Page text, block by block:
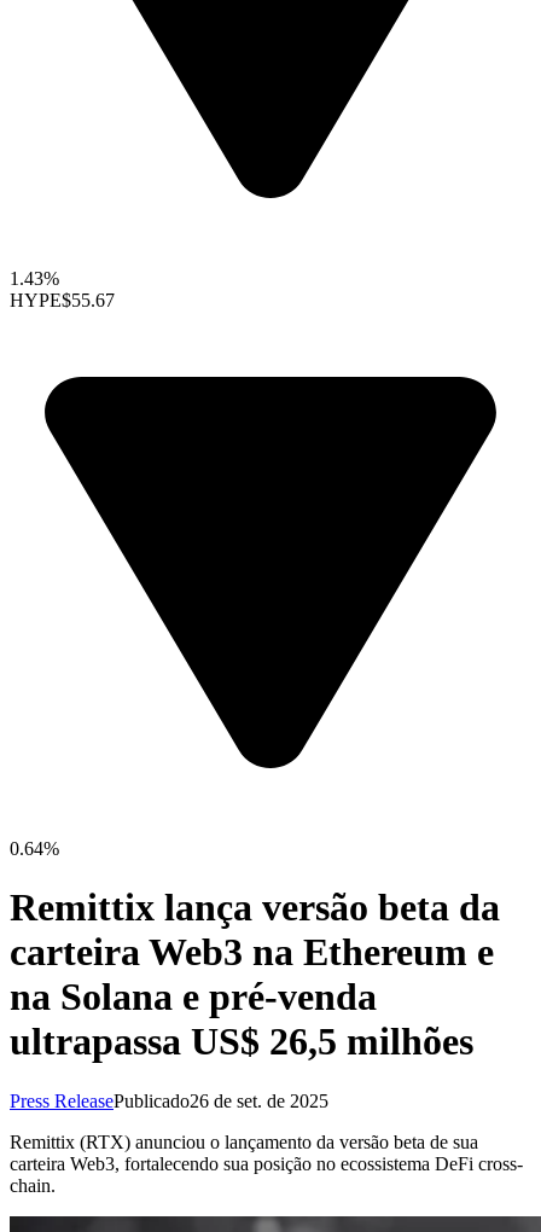
1.43%
HYPE$55.67
0.64%
Remittix lança versão beta da
carteira Web3 na Ethereum e
na Solana e pré-venda
ultrapassa US$ 26,5 milhões
Press ReleasePublicado26 de set. de 2025
Remittix (RTX) anunciou o lançamento da versão beta de sua
carteira Web3, fortalecendo sua posição no ecossistema DeFi cross-
chain.